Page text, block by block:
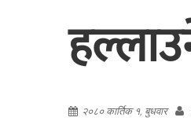
२०८० कार्तिक १, बुधवार